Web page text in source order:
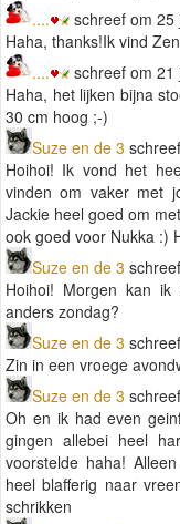
....
schreef om
Haha, thanks!Ik vind
....
schreef om
Haha, het lijken bijna
30 cm hoog ;-)
Suze en de 3
Hoihoi! Ik vond het
vinden om vaker met
Jackie heel goed om
ook goed voor Nukka :)
Suze en de 3
Hoihoi! Morgen kan
anders zondag?
Suze en de 3
Zin in een vroege
Suze en de 3
Oh en ik had even
gingen allebei heel
voorstelde haha!
heel blafferig naar
schrikken